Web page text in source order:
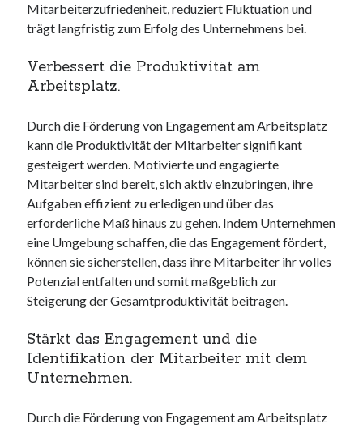
Mitarbeiterzufriedenheit, reduziert Fluktuation und
trägt langfristig zum Erfolg des Unternehmens bei.
Verbessert die Produktivität am
Arbeitsplatz.
Durch die Förderung von Engagement am Arbeitsplatz
kann die Produktivität der Mitarbeiter signifikant
gesteigert werden. Motivierte und engagierte
Mitarbeiter sind bereit, sich aktiv einzubringen, ihre
Aufgaben effizient zu erledigen und über das
erforderliche Maß hinaus zu gehen. Indem Unternehmen
eine Umgebung schaffen, die das Engagement fördert,
können sie sicherstellen, dass ihre Mitarbeiter ihr volles
Potenzial entfalten und somit maßgeblich zur
Steigerung der Gesamtproduktivität beitragen.
Stärkt das Engagement und die
Identifikation der Mitarbeiter mit dem
Unternehmen.
Durch die Förderung von Engagement am Arbeitsplatz